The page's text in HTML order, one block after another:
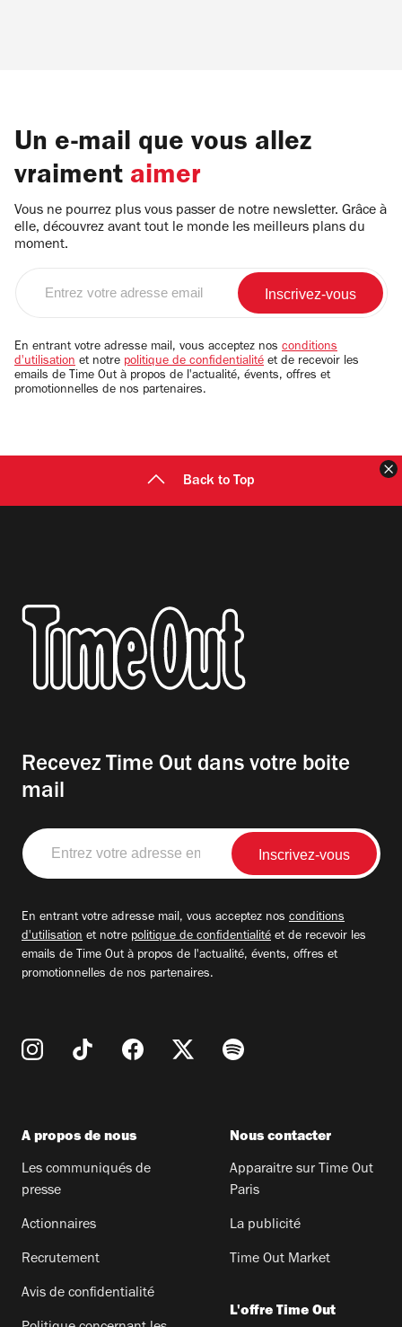
Un e-mail que vous allez
vraiment aimer
Vous ne pourrez plus vous passer de notre newsletter. Grâce à
elle, découvrez avant tout le monde les meilleurs plans du
moment.
email
En entrant votre adresse mail, vous acceptez nos conditions
d'utilisation et notre politique de confidentialité et de recevoir les
emails de Time Out à propos de l'actualité, évents, offres et
promotionnelles de nos partenaires.
Back to Top
Recevez Time Out dans votre boite
mail
Entrez
votre
adresse
En entrant votre adresse mail, vous acceptez nos conditions
d'utilisation et notre politique de confidentialité et de recevoir les
emails de Time Out à propos de l'actualité, évents, offres et
promotionnelles de nos partenaires.
A propos de nous
Les communiqués de
presse
Actionnaires
Recrutement
Avis de confidentialité
Nous contacter
Apparaitre sur Time Out
Paris
La publicité
Time Out Market
L'offre Time Out